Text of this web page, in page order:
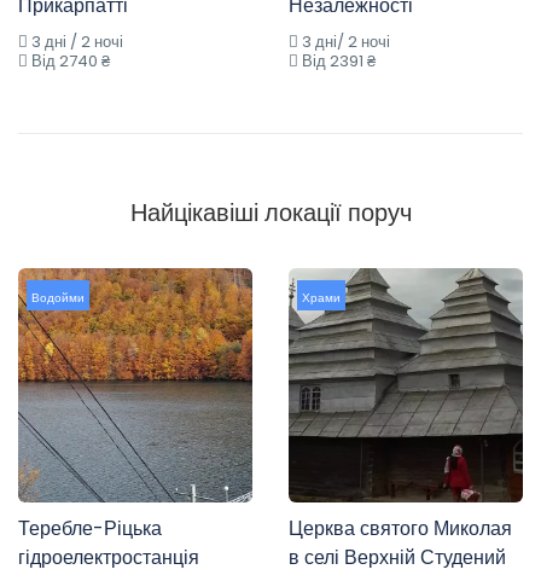
3 дні / 2 ночі
Від 2740 ₴
3 дні/ 2 ночі
Від 2391 ₴
Найцікавіші локації поруч
Водойми
Теребле-Ріцька
гідроелектростанція
Храми
Церква святого Миколая
в селі Верхній Студений